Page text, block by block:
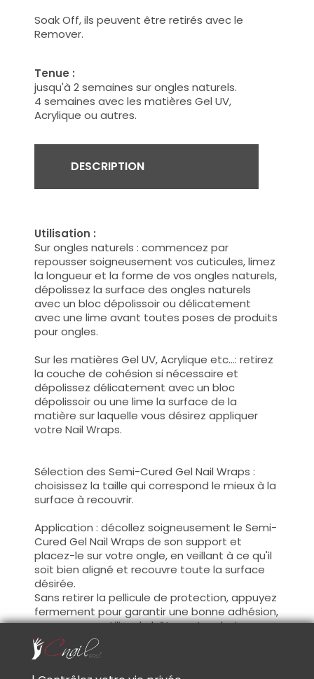
Soak Off, ils peuvent être retirés avec le
Remover.
Tenue :
jusqu'à 2 semaines sur ongles naturels.
4 semaines avec les matières Gel UV,
Acrylique ou autres.
DESCRIPTION
Utilisation :
Sur ongles naturels : commencez par
repousser soigneusement vos cuticules, limez
la longueur et la forme de vos ongles naturels,
dépolissez la surface des ongles naturels
avec un bloc dépolissoir ou délicatement
avec une lime avant toutes poses de produits
pour ongles.
Sur les matières Gel UV, Acrylique etc...: retirez
la couche de cohésion si nécessaire et
dépolissez délicatement avec un bloc
dépolissoir ou une lime la surface de la
matière sur laquelle vous désirez appliquer
votre Nail Wraps.
Sélection des Semi-Cured Gel Nail Wraps :
choisissez la taille qui correspond le mieux à la
surface à recouvrir.
Application : décollez soigneusement le Semi-
Cured Gel Nail Wraps de son support et
placez-le sur votre ongle, en veillant à ce qu'il
soit bien aligné et recouvre toute la surface
désirée.
Sans retirer la pellicule de protection, appuyez
fermement pour garantir une bonne adhésion,
vous pouvez utiliser le bâtonnet en bois pour
appuyer sur les contours du Sticker.
Retirer la pellicule transparente, les Gel Sticker